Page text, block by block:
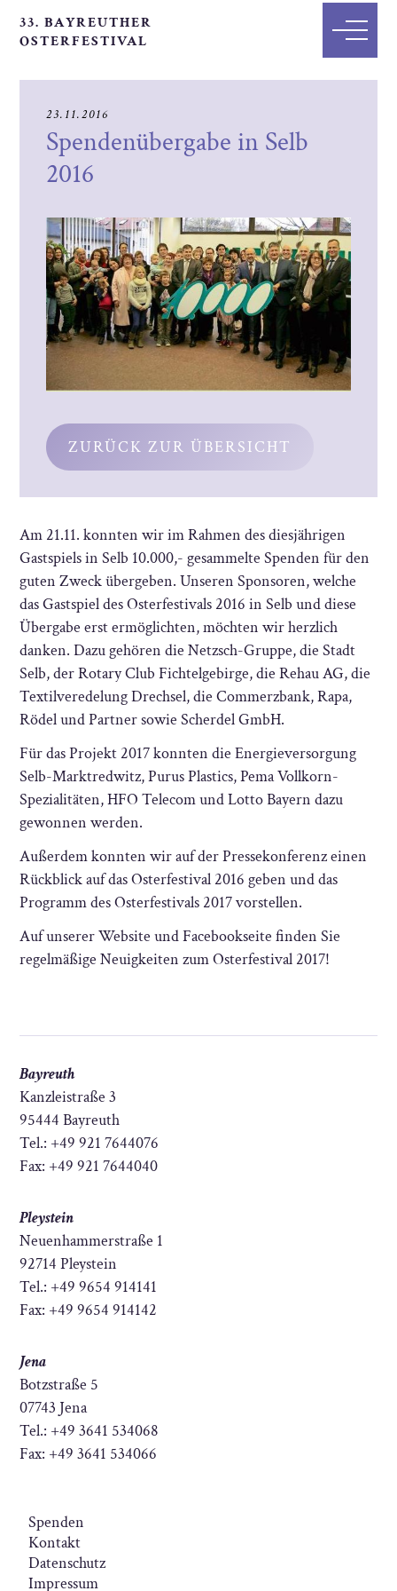
33. BAYREUTHER
OSTERFESTIVAL
23.11.2016
Spendenübergabe in Selb
2016
ZURÜCK ZUR ÜBERSICHT
Am 21.11. konnten wir im Rahmen des diesjährigen
Gastspiels in Selb 10.000,- gesammelte Spenden für den
guten Zweck übergeben. Unseren Sponsoren, welche
das Gastspiel des Osterfestivals 2016 in Selb und diese
Übergabe erst ermöglichten, möchten wir herzlich
danken. Dazu gehören die Netzsch-Gruppe, die Stadt
Selb, der Rotary Club Fichtelgebirge, die Rehau AG, die
Textilveredelung Drechsel, die Commerzbank, Rapa,
Rödel und Partner sowie Scherdel GmbH.
Für das Projekt 2017 konnten die Energieversorgung
Selb-Marktredwitz, Purus Plastics, Pema Vollkorn-
Spezialitäten, HFO Telecom und Lotto Bayern dazu
gewonnen werden.
Außerdem konnten wir auf der Pressekonferenz einen
Rückblick auf das Osterfestival 2016 geben und das
Programm des Osterfestivals 2017 vorstellen.
Auf unserer Website und Facebookseite finden Sie
regelmäßige Neuigkeiten zum Osterfestival 2017!
Bayreuth
Kanzleistraße 3
95444 Bayreuth
Tel.: +49 921 7644076
Fax: +49 921 7644040
Pleystein
Neuenhammerstraße 1
92714 Pleystein
Tel.: +49 9654 914141
Fax: +49 9654 914142
Jena
Botzstraße 5
07743 Jena
Tel.: +49 3641 534068
Fax: +49 3641 534066
Spenden
Kontakt
Datenschutz
Impressum